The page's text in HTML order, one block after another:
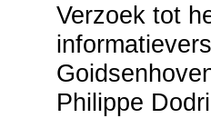
Verzoek tot
Philippe